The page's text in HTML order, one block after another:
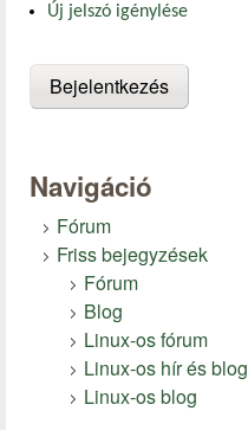
Új jelszó igénylése
Navigáció
Fórum
Friss bejegyzések
Fórum
Blog
Linux-os fórum
Linux-os hír és blog
Linux-os blog